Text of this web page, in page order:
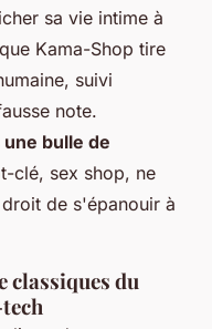
sa vie intime à
Kama-Shop tire
suivi
note.
bulle de
clé, sex shop, ne
de s'épanouir à
classiques du